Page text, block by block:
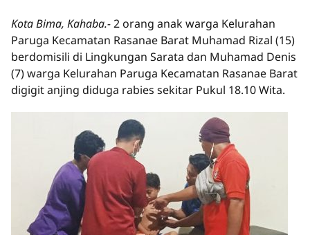
Kota Bima, Kahaba.-2 orang anak warga Kelurahan
Paruga Kecamatan Rasanae Barat Muhamad Rizal (15)
berdomisili di Lingkungan Sarata dan Muhamad Denis
(7) warga Kelurahan Paruga Kecamatan Rasanae Barat
digigit anjing diduga rabies sekitar Pukul 18.10 Wita.